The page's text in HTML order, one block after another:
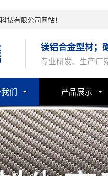
技有限公司网站！
镁铝合金型材；
专业研发、生产厂
们 产品展示